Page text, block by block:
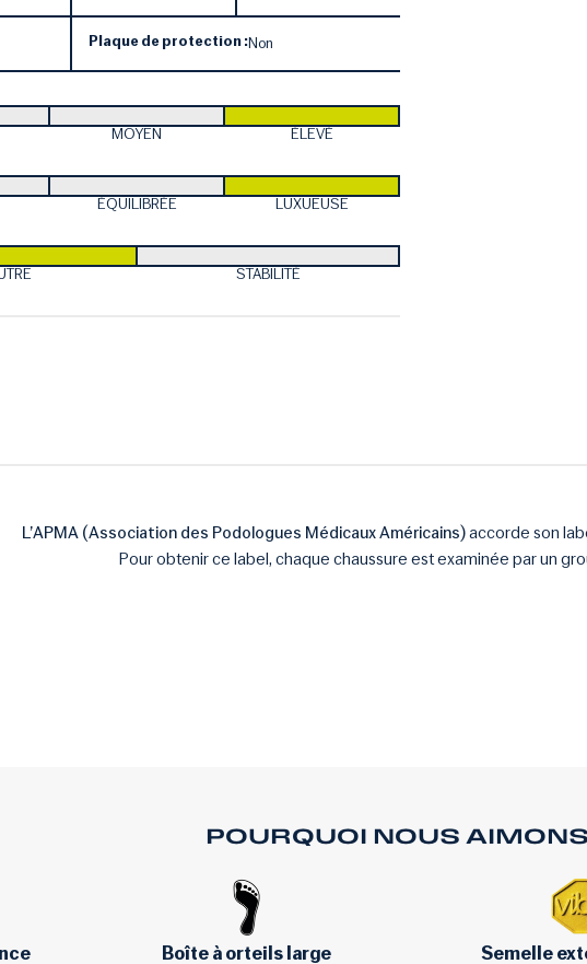
Plaque de protection :Non
MOYEN ÉLEVÉ
ÉQUILIBRÉE LUXUEUSE
STABILITÉ
L’APMA (Association des Podologues Médicaux Américains)accorde son
Pour obtenir ce label, chaque chaussure est examinée par un
POURQUOI NOUS
Boîte à orteils large Semelle